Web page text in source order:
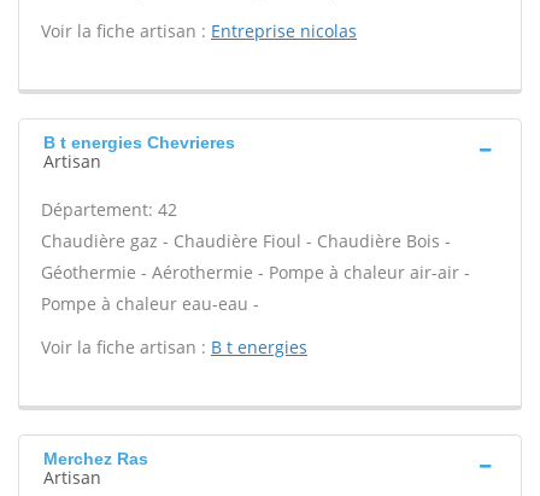
Voir la fiche artisan : Entreprise nicolas
B t energies Chevrieres
Artisan
Département: 42
Chaudière gaz - Chaudière Fioul - Chaudière Bois -
Géothermie - Aérothermie - Pompe à chaleur air-air -
Pompe à chaleur eau-eau -
Voir la fiche artisan : B t energies
Merchez Ras
Artisan